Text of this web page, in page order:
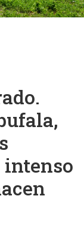
intenso